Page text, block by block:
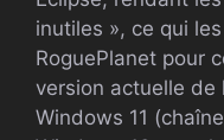
inutiles », ce qui
RoguePlanet pour
version actuelle de
Windows 11